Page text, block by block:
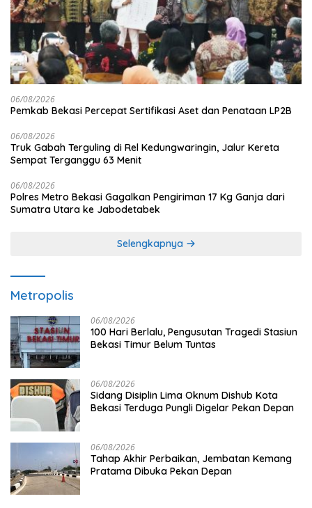
06/08/2026
Pemkab Bekasi Percepat Sertifikasi Aset dan Penataan LP2B
06/08/2026
Truk Gabah Terguling di Rel Kedungwaringin, Jalur Kereta
Sempat Terganggu 63 Menit
06/08/2026
Polres Metro Bekasi Gagalkan Pengiriman 17 Kg Ganja dari
Sumatra Utara ke Jabodetabek
Selengkapnya
Metropolis
06/08/2026
100 Hari Berlalu, Pengusutan Tragedi Stasiun
Bekasi Timur Belum Tuntas
06/08/2026
Sidang Disiplin Lima Oknum Dishub Kota
Bekasi Terduga Pungli Digelar Pekan Depan
06/08/2026
Tahap Akhir Perbaikan, Jembatan Kemang
Pratama Dibuka Pekan Depan